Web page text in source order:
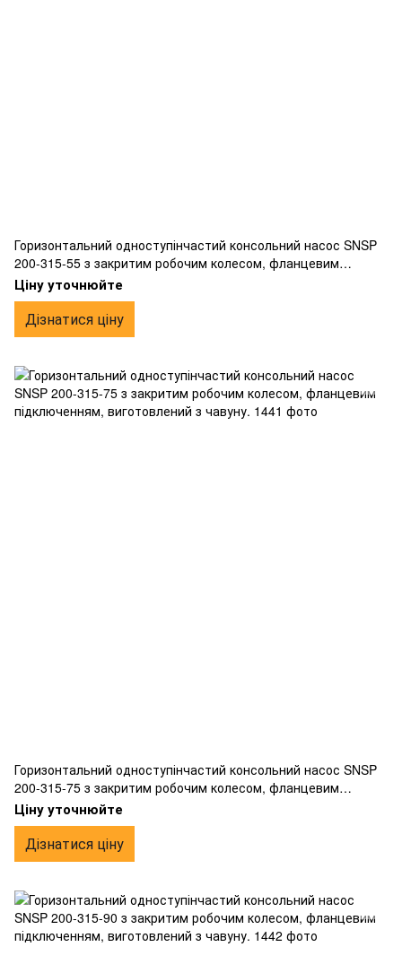
Горизонтальний одноступінчастий консольний насос SNSP
200-315-55 з закритим робочим колесом, фланцевим
підключенням, виготовлений з чавуну.
Ціну уточнюйте
Дізнатися ціну
Горизонтальний одноступінчастий консольний насос SNSP
200-315-75 з закритим робочим колесом, фланцевим
підключенням, виготовлений з чавуну.
Ціну уточнюйте
Дізнатися ціну